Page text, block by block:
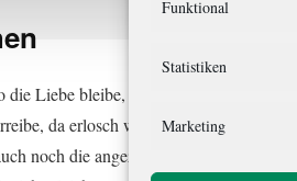
Funktional
Statistiken
Marketing
Liebe bleibe, nackte
da erlosch wie im
noch die angezünd’te